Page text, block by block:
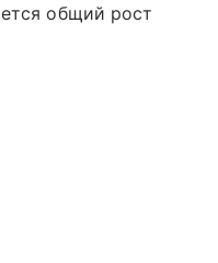
общий рост